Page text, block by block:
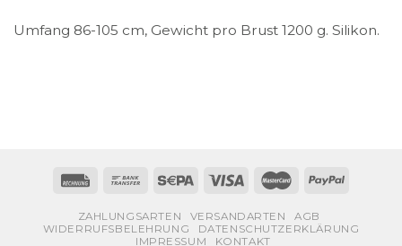
Umfang 86-105 cm, Gewicht pro Brust 1200 g. Silikon.
ZAHLUNGSARTEN VERSANDARTEN
AGB
WIDERRUFSBELEHRUNG
DATENSCHUTZERKLÄRUNG
IMPRESSUM
KONTAKT